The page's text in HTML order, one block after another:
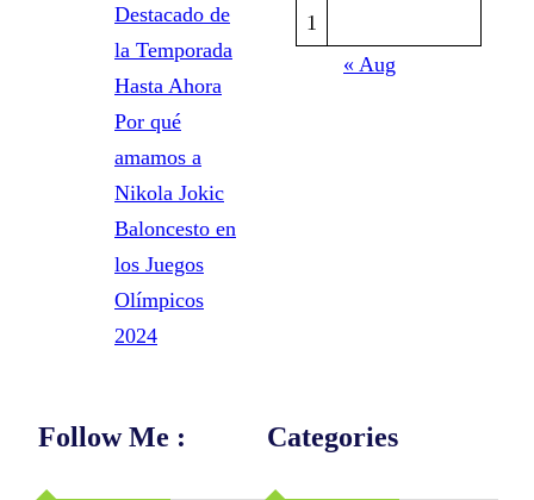
Destacado de
la Temporada
Hasta Ahora
Por qué
amamos a
Nikola Jokic
Baloncesto en
los Juegos
Olímpicos
2024
1
« Aug
Follow Me : Categories